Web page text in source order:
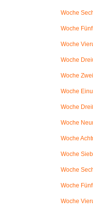
Woche
Woche
Woche
Woche
Woche
Woche
Woche
Woche
Woche
Woche
Woche
Woche
Woche